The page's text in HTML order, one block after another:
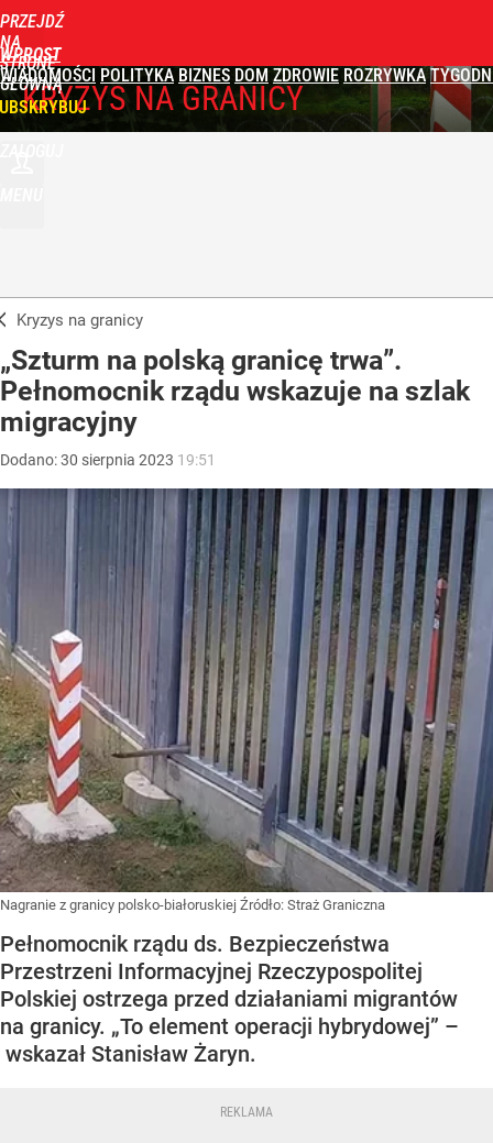
PRZEJDŹ
NA
STRONĘ
GŁÓWNĄ
WPROST
WIADOMOŚCI POLITYKA BIZNES DOM ZDROWIE ROZRYWKA
KRYZYS NA GRANICY
Kryzys na granicy
„Szturm na polską granicę trwa”.
Pełnomocnik rządu wskazuje na szlak
migracyjny
Dodano:30 sierpnia 2023 19:51
Nagranie z granicy polsko-białoruskiej Źródło: Straż Graniczna
Pełnomocnik rządu ds. Bezpieczeństwa
Przestrzeni Informacyjnej Rzeczypospolitej
Polskiej ostrzega przed działaniami migrantów
na granicy. „To element operacji hybrydowej” –
wskazał Stanisław Żaryn.